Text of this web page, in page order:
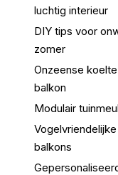
luchtig interieur
DIY tips voor
zomer
Onzeense
balkon
Modulair
balkons